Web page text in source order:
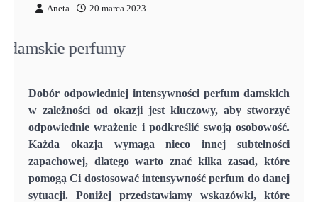
Aneta 20 marca 2023
Dobór odpowiedniej intensywności perfum damskich
w zależności od okazji jest kluczowy, aby stworzyć
odpowiednie wrażenie i podkreślić swoją osobowość.
Każda okazja wymaga nieco innej subtelności
zapachowej, dlatego warto znać kilka zasad, które
pomogą Ci dostosować intensywność perfum do danej
sytuacji. Poniżej przedstawiamy wskazówki, które